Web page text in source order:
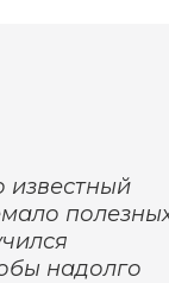
известный
надолго